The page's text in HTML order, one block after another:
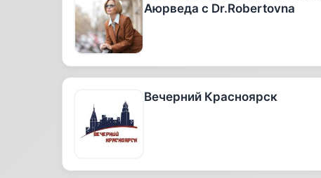
Аюрведа с Dr.Robertovna
Вечерний Красноярск